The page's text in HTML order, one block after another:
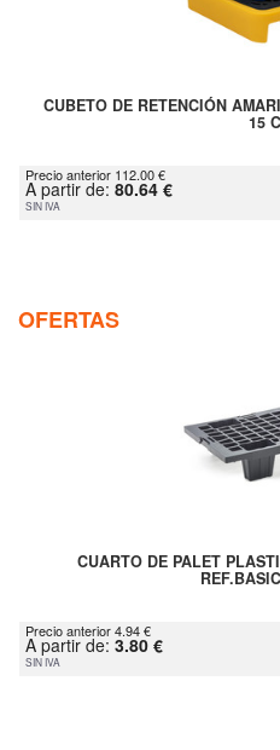
CUBETO DE RETENCIÓN
15
Precio anterior 112.00 €
A partir de: 80.64 €
SIN IVA
OFERTAS
CUARTO DE PALET
Precio anterior 4.94 €
A partir de: 3.80 €
SIN IVA